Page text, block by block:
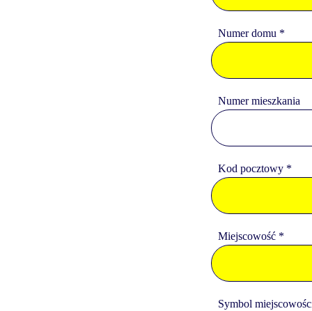
Numer domu *
Numer mieszkania
Kod pocztowy *
Miejscowość *
Symbol